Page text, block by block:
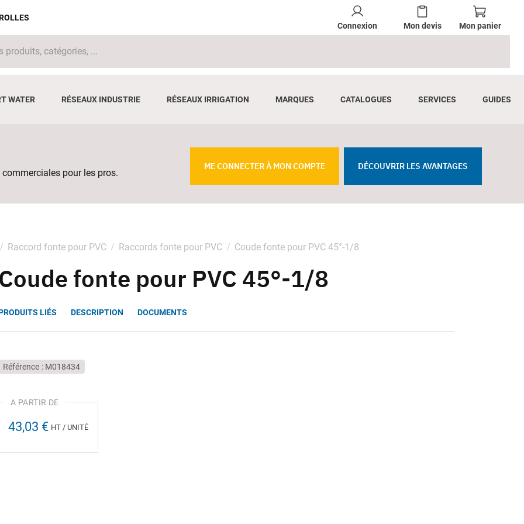
Connexion Mon devis Mon panier
WATER RÉSEAUX INDUSTRIE RÉSEAUX IRRIGATION MARQUES CATALOGUES SERVICES GUIDES
pour les pros.
ME CONNECTER À MON COMPTE DÉCOUVRIR LES AVANTAGES
Raccord fonte pour PVC Raccords fonte pour PVC Coude fonte pour PVC 45°-1/8
Coude fonte pour PVC 45°-1/8
LIÉS DESCRIPTION DOCUMENTS
Référence M018434
43,03 € HT / UNITÉ